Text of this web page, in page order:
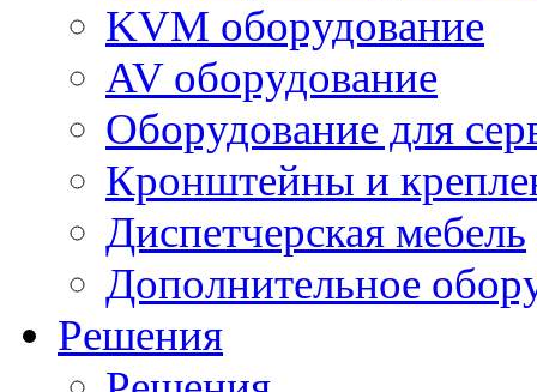
KVM оборудование
AV оборудование
Оборудование для
Кронштейны и
Диспетчерская мебель
Дополнительное
Решения